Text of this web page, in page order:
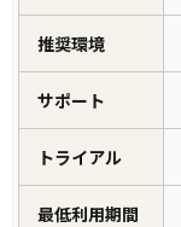
推奨環境
サポート
トライアル
最低利用期間